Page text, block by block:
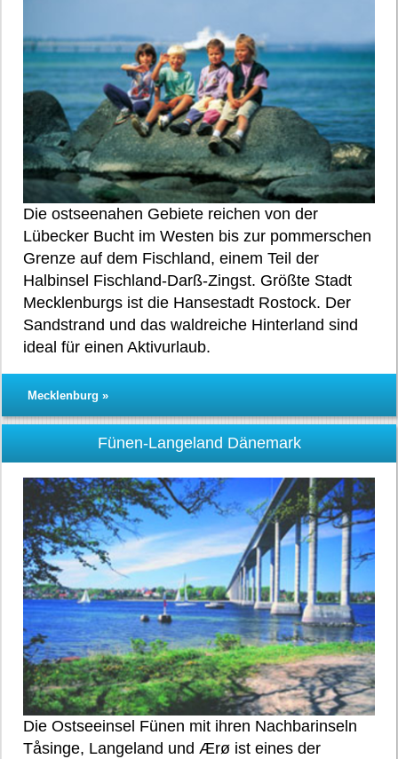
Die ostseenahen Gebiete reichen von der
Lübecker Bucht im Westen bis zur pommerschen
Grenze auf dem Fischland, einem Teil der
Halbinsel Fischland-Darß-Zingst. Größte Stadt
Mecklenburgs ist die Hansestadt Rostock. Der
Sandstrand und das waldreiche Hinterland sind
ideal für einen Aktivurlaub.
Mecklenburg »
Fünen-Langeland Dänemark
Die Ostseeinsel Fünen mit ihren Nachbarinseln
Tåsinge, Langeland und Ærø ist eines der